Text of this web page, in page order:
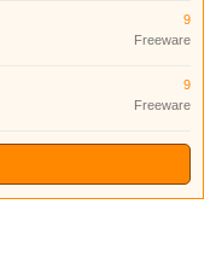
9
Freeware
9
Freeware